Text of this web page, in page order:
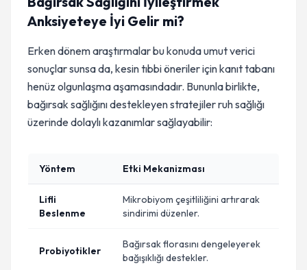
Anksiyeteye İyi Gelir mi?
Erken dönem araştırmalar bu konuda umut verici
sonuçlar sunsa da, kesin tıbbi öneriler için kanıt tabanı
henüz olgunlaşma aşamasındadır. Bununla birlikte,
bağırsak sağlığını destekleyen stratejiler ruh sağlığı
üzerinde dolaylı kazanımlar sağlayabilir:
Yöntem Etki Mekanizması
Lifli
Beslenme
Mikrobiyom çeşitliliğini artırarak
sindirimi düzenler.
Probiyotikler
Bağırsak florasını dengeleyerek
bağışıklığı destekler.